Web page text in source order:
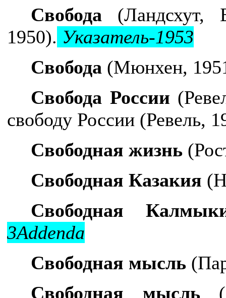
Свобода (Ландсхут,
1950). Указатель-1953
Свобода (Мюнхен,
Свобода России
свободу России (Ревель,
Свободная жизнь
Свободная Казакия
Свободная
3Addenda
Свободная мысль
Свободная мысль